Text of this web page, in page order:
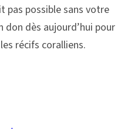
pas possible sans votre
don dès aujourd’hui pour
récifs coralliens.